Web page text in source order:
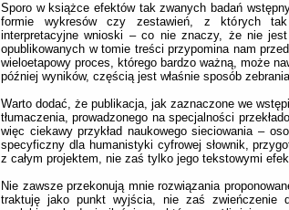
Sporo w książce efektów tak zwanych badań
formie wykresów czy zestawień, z których tak
interpretacyjne wnioski – co nie znaczy, że nie
opublikowanych w tomie treści przypomina nam
wieloetapowy proces, którego bardzo ważną, może
później wyników, częścią jest właśnie sposób
Warto dodać, że publikacja, jak zaznaczone we
tłumaczenia, prowadzonego na specjalności
więc ciekawy przykład naukowego sieciowania –
specyficzny dla humanistyki cyfrowej słownik,
z całym projektem, nie zaś tylko jego tekstowymi
Nie zawsze przekonują mnie rozwiązania
traktuję jako punkt wyjścia, nie zaś zwieńczenie